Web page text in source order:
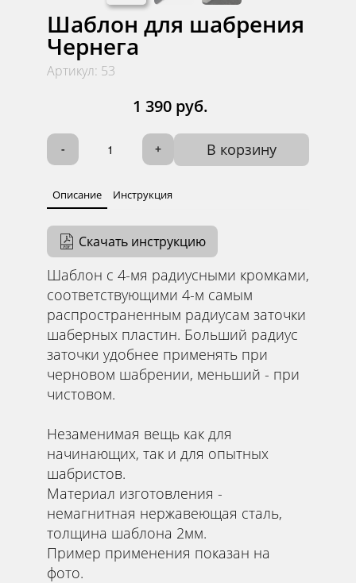
Шаблон для шабрения
Чернега
Артикул: 53
1 390 руб.
В корзину
- +
Описание Инструкция
Скачать инструкцию
Шаблон с 4-мя радиусными кромками,
соответствующими 4-м самым
распространенным радиусам заточки
шаберных пластин. Больший радиус
заточки удобнее применять при
черновом шабрении, меньший - при
чистовом.
Незаменимая вещь как для
начинающих, так и для опытных
шабристов.
Материал изготовления -
немагнитная нержавеющая сталь,
толщина шаблона 2мм.
Пример применения показан на
фото.